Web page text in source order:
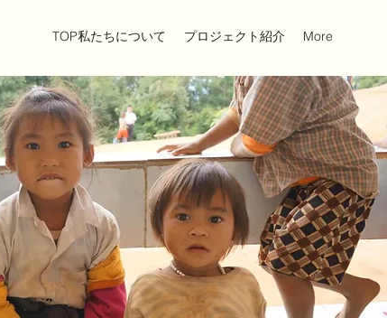
TOP私たちについて プロジェクト紹介 More